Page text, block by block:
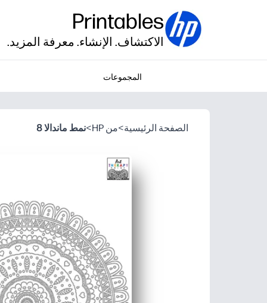
Printables
الاكتشاف. الإنشاء. معرفة المزيد.
المجموعات
الصفحة الرئيسية>من HP >نمط ماندالا 8